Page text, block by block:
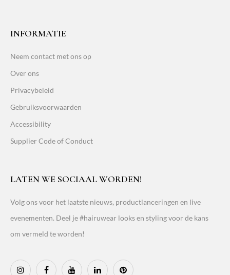
INFORMATIE
Neem contact met ons op
Over ons
Privacybeleid
Gebruiksvoorwaarden
Accessibility
Supplier Code of Conduct
LATEN WE SOCIAAL WORDEN!
Volg ons voor het laatste nieuws, productlanceringen en live
evenementen. Deel je #hairuwear looks en styling voor de kans
om vermeld te worden!